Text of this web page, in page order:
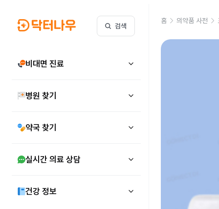
검색
비대면 진료
병원 찾기
약국 찾기
실시간 의료 상담
건강 정보
홈 의약품 사전